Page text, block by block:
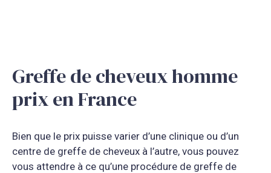
Greffe de cheveux homme
prix en France
Bien que le prix puisse varier d’une clinique ou d’un
centre de greffe de cheveux à l’autre, vous pouvez
vous attendre à ce qu’une procédure de greffe de